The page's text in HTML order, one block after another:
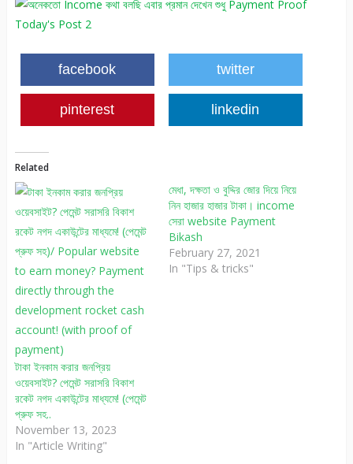
facebook twitter
pinterest linkedin
Related
টাকা ইনকাম করার জনপ্রিয়
ওয়েবসাইট? পেমেন্ট সরাসরি বিকাশ
রকেট নগদ একাউন্টের মাধ্যমে! (পেমেন্ট
প্রুফ সহ..
November 13, 2023
In "Article Writing"
মেধা, দক্ষতা ও বুদ্দির জোর দিয়ে নিয়ে
নিন হাজার হাজার টাকা। income
সেরা website Payment
Bikash
February 27, 2021
In "Tips & tricks"